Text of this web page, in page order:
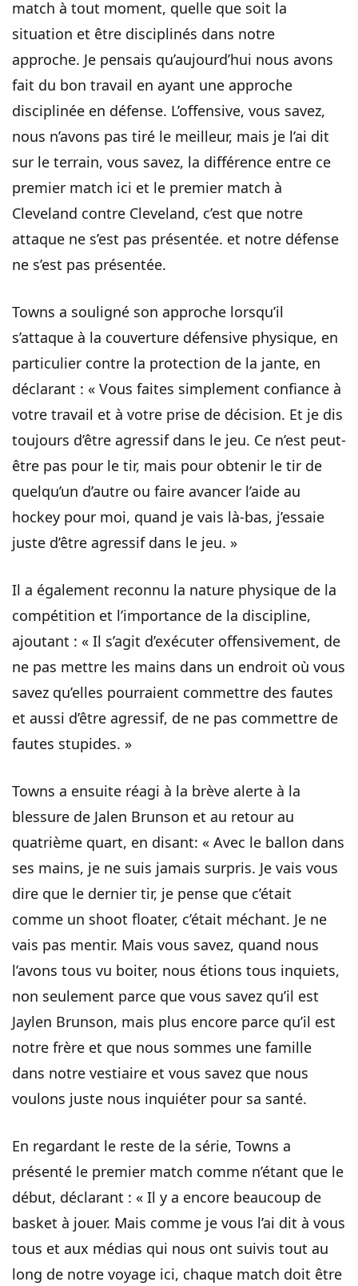
match à tout moment, quelle que soit la
situation et être disciplinés dans notre
approche. Je pensais qu’aujourd’hui nous avons
fait du bon travail en ayant une approche
disciplinée en défense. L’offensive, vous savez,
nous n’avons pas tiré le meilleur, mais je l’ai dit
sur le terrain, vous savez, la différence entre ce
premier match ici et le premier match à
Cleveland contre Cleveland, c’est que notre
attaque ne s’est pas présentée. et notre défense
ne s’est pas présentée.
Towns a souligné son approche lorsqu’il
s’attaque à la couverture défensive physique, en
particulier contre la protection de la jante, en
déclarant : « Vous faites simplement confiance à
votre travail et à votre prise de décision. Et je dis
toujours d’être agressif dans le jeu. Ce n’est peut-
être pas pour le tir, mais pour obtenir le tir de
quelqu’un d’autre ou faire avancer l’aide au
hockey pour moi, quand je vais là-bas, j’essaie
juste d’être agressif dans le jeu. »
Il a également reconnu la nature physique de la
compétition et l’importance de la discipline,
ajoutant : « Il s’agit d’exécuter offensivement, de
ne pas mettre les mains dans un endroit où vous
savez qu’elles pourraient commettre des fautes
et aussi d’être agressif, de ne pas commettre de
fautes stupides. »
Towns a ensuite réagi à la brève alerte à la
blessure de Jalen Brunson et au retour au
quatrième quart, en disant: « Avec le ballon dans
ses mains, je ne suis jamais surpris. Je vais vous
dire que le dernier tir, je pense que c’était
comme un shoot floater, c’était méchant. Je ne
vais pas mentir. Mais vous savez, quand nous
l’avons tous vu boiter, nous étions tous inquiets,
non seulement parce que vous savez qu’il est
Jaylen Brunson, mais plus encore parce qu’il est
notre frère et que nous sommes une famille
dans notre vestiaire et vous savez que nous
voulons juste nous inquiéter pour sa santé.
En regardant le reste de la série, Towns a
présenté le premier match comme n’étant que le
début, déclarant : « Il y a encore beaucoup de
basket à jouer. Mais comme je vous l’ai dit à vous
tous et aux médias qui nous ont suivis tout au
long de notre voyage ici, chaque match doit être